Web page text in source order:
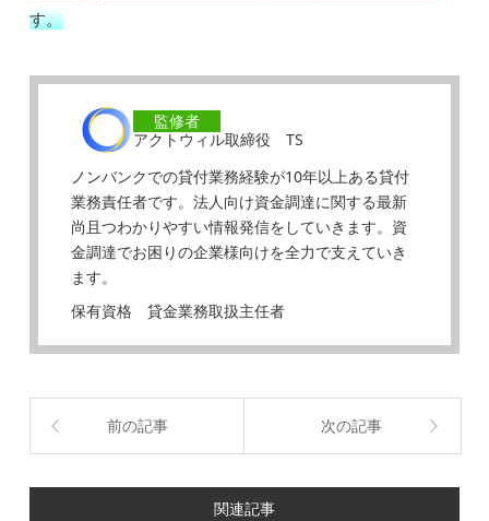
す。
監修者
アクトウィル取締役 TS
ノンバンクでの貸付業務経験が10年以上ある貸付
業務責任者です。法人向け資金調達に関する最新
尚且つわかりやすい情報発信をしていきます。資
金調達でお困りの企業様向けを全力で支えていき
ます。
保有資格 貸金業務取扱主任者
前の記事 次の記事
関連記事